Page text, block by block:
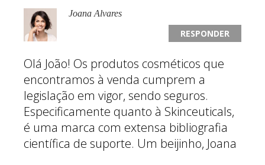
Joana Alvares
Olá João! Os produtos cosméticos que
encontramos à venda cumprem a
legislação em vigor, sendo seguros.
Especificamente quanto à Skinceuticals,
é uma marca com extensa bibliografia
científica de suporte. Um beijinho, Joana
RESPONDER